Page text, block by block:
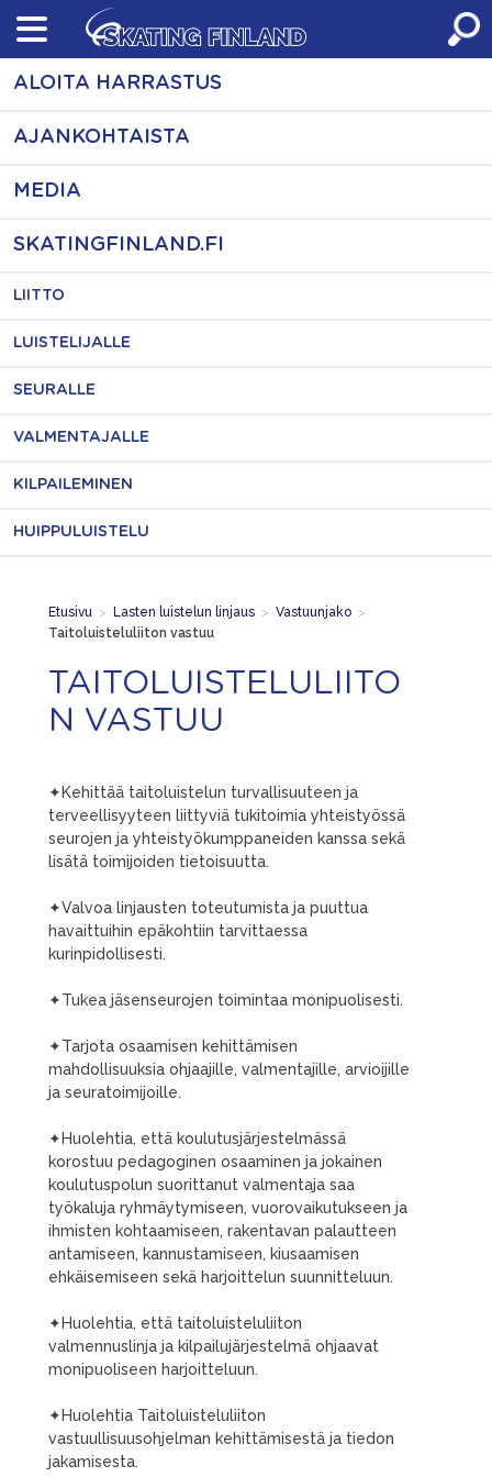
Skip
content
ALOITA HARRASTUS
AJANKOHTAISTA
MEDIA
SKATINGFINLAND.FI
LIITTO
LUISTELIJALLE
SEURALLE
VALMENTAJALLE
KILPAILEMINEN
HUIPPULUISTELU
Etusivu > Lasten luistelun linjaus > Vastuunjako >
Taitoluisteluliiton vastuu
TAITOLUISTELULIITO
N VASTUU
✦Kehittää taitoluistelun turvallisuuteen ja
terveellisyyteen liittyviä tukitoimia yhteistyössä
seurojen ja yhteistyökumppaneiden kanssa sekä
lisätä toimijoiden tietoisuutta.
✦Valvoa linjausten toteutumista ja puuttua
havaittuihin epäkohtiin tarvittaessa
kurinpidollisesti.
✦Tukea jäsenseurojen toimintaa monipuolisesti.
✦Tarjota osaamisen kehittämisen
mahdollisuuksia ohjaajille, valmentajille, arvioijille
ja seuratoimijoille.
✦Huolehtia, että koulutusjärjestelmässä
korostuu pedagoginen osaaminen ja jokainen
koulutuspolun suorittanut valmentaja saa
työkaluja ryhmäytymiseen, vuorovaikutukseen ja
ihmisten kohtaamiseen, rakentavan palautteen
antamiseen, kannustamiseen, kiusaamisen
ehkäisemiseen sekä harjoittelun suunnitteluun.
✦Huolehtia, että taitoluisteluliiton
valmennuslinja ja kilpailujärjestelmä ohjaavat
monipuoliseen harjoitteluun.
✦Huolehtia Taitoluisteluliiton
vastuullisuusohjelman kehittämisestä ja tiedon
jakamisesta.